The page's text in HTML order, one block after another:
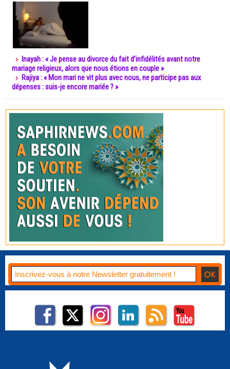
Inayah : « Je pense au divorce du fait d’infidélités avant notre
mariage religieux, alors que nous étions en couple »
Rajiya : « Mon mari ne vit plus avec nous, ne participe pas aux
dépenses : suis-je encore mariée ? »